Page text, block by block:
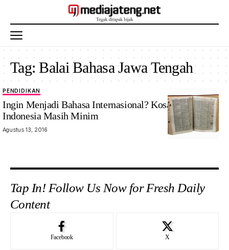
Tag:Balai Bahasa Jawa Tengah
PENDIDIKAN
Ingin Menjadi Bahasa Internasional? Kosakata Bahasa
Indonesia Masih Minim
Agustus 13, 2016
Tap In! Follow Us Now for Fresh Daily
Content
Facebook X